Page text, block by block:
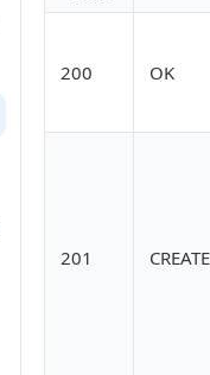
200 OK
201